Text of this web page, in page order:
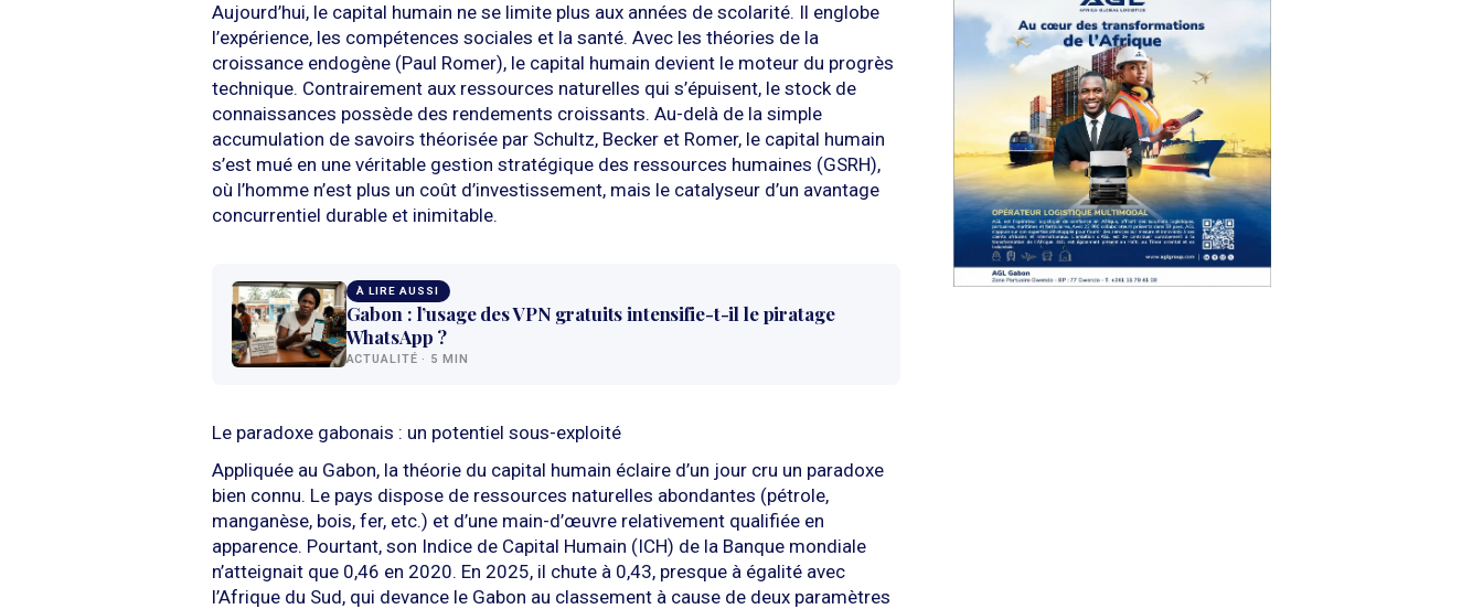
Aujourd’hui, le capital humain ne se limite plus aux années de scolarité. Il englobe
l’expérience, les compétences sociales et la santé. Avec les théories de la
croissance endogène (Paul Romer), le capital humain devient le moteur du progrès
technique. Contrairement aux ressources naturelles qui s’épuisent, le stock de
connaissances possède des rendements croissants. Au-delà de la simple
accumulation de savoirs théorisée par Schultz, Becker et Romer, le capital humain
s’est mué en une véritable gestion stratégique des ressources humaines (GSRH),
où l’homme n’est plus un coût d’investissement, mais le catalyseur d’un avantage
concurrentiel durable et inimitable.
À LIRE AUSSI
Gabon : l’usage des VPN gratuits intensifie-t-il le piratage
WhatsApp ?
ACTUALITÉ · 5 MIN
Le paradoxe gabonais : un potentiel sous-exploité
Appliquée au Gabon, la théorie du capital humain éclaire d’un jour cru un paradoxe
bien connu. Le pays dispose de ressources naturelles abondantes (pétrole,
manganèse, bois, fer, etc.) et d’une main-d’œuvre relativement qualifiée en
apparence. Pourtant, son Indice de Capital Humain (ICH) de la Banque mondiale
n’atteignait que 0,46 en 2020. En 2025, il chute à 0,43, presque à égalité avec
l’Afrique du Sud, qui devance le Gabon au classement à cause de deux paramètres